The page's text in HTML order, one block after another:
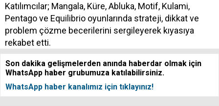
Katılımcılar; Mangala, Küre, Abluka, Motif, Kulami,
Pentago ve Equilibrio oyunlarında strateji, dikkat ve
problem çözme becerilerini sergileyerek kıyasıya
rekabet etti.
Son dakika gelişmelerden anında haberdar olmak için
WhatsApp haber grubumuza katılabilirsiniz.
WhatsApp haber kanalımız için tıklayınız!